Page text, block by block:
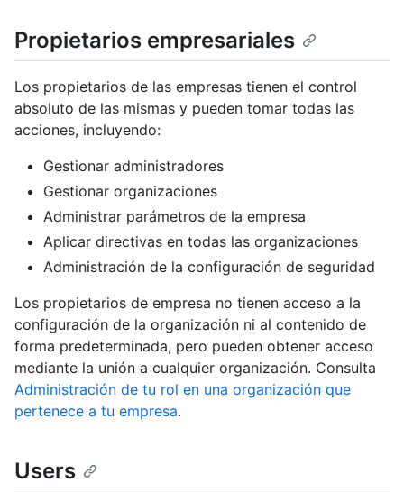
Propietarios empresariales
Los propietarios de las empresas tienen el control
absoluto de las mismas y pueden tomar todas las
acciones, incluyendo:
Gestionar administradores
Gestionar organizaciones
Administrar parámetros de la empresa
Aplicar directivas en todas las organizaciones
Administración de la configuración de seguridad
Los propietarios de empresa no tienen acceso a la
configuración de la organización ni al contenido de
forma predeterminada, pero pueden obtener acceso
mediante la unión a cualquier organización. Consulta
Administración de tu rol en una organización que
pertenece a tu empresa.
Users